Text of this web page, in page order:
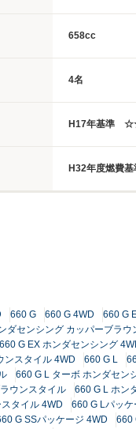
658cc
4名
H17年基準
H32年度燃費
660 G 660 G 4WD 660 G
ダセンシング カッパーブラウ
660 G EX ホンダセンシング
ンスタイル 4WD 660 G L
660 G L ターボ ホンダセン
ウンスタイル
660 G L ホン
タイル 4WD 660 G Lパッケ
G SSパッケージ 4WD 660